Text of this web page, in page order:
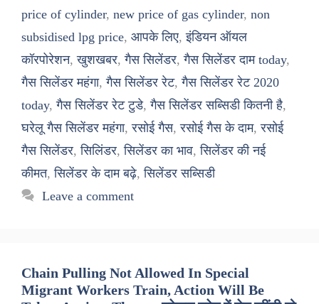
price of cylinder, new price of gas cylinder, non
subsidised lpg price, आपके लिए,इंडियन ऑयल
कॉरपोरेशन,खुशखबर,गैस सिलेंडर,गैस सिलेंडर दाम today,
गैस सिलेंडर महंगा,गैस सिलेंडर रेट,गैस सिलेंडर रेट 2020
today,गैस सिलेंडर रेट टुडे,गैस सिलेंडर सब्सिडी कितनी है,
घरेलू गैस सिलेंडर महंगा,रसोई गैस,रसोई गैस के दाम,रसोई
गैस सिलेंडर,सिलिंडर,सिलेंडर का भाव,सिलेंडर की नई
कीमत,सिलेंडर के दाम बढ़े,सिलेंडर सब्सिडी
Leave a comment
Chain Pulling Not Allowed In Special
Migrant Workers Train, Action Will Be